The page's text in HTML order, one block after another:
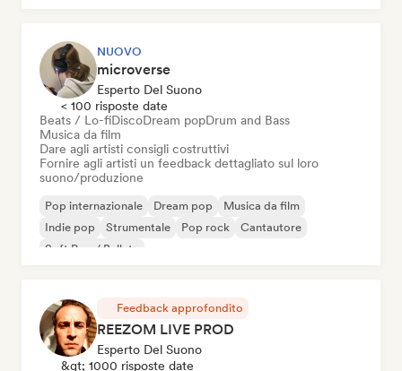
NUOVO
microverse
Esperto Del Suono
< 100 risposte date
Beats / Lo-fiDiscoDream popDrum and Bass
Musica da film
Dare agli artisti consigli costruttivi
Fornire agli artisti un feedback dettagliato sul loro
suono/produzione
Pop internazionale Dream pop
Musica da film
Indie pop
Strumentale Pop rock
Cantautore
Soft Pop / Ballata
Feedback approfondito
REEZOM LIVE PROD
Esperto Del Suono
&gt; 1000 risposte date